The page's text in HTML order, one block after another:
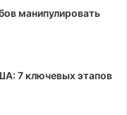
манипулировать
7 ключевых этапов